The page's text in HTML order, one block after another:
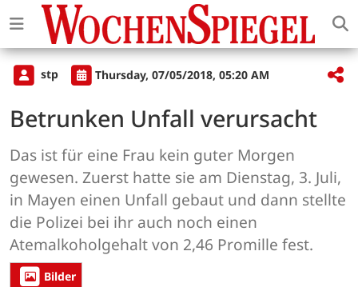
stp Thursday, 07/05/2018, 05:20 AM
Betrunken Unfall verursacht
Das ist für eine Frau kein guter Morgen
gewesen. Zuerst hatte sie am Dienstag, 3. Juli,
in Mayen einen Unfall gebaut und dann stellte
die Polizei bei ihr auch noch einen
Atemalkoholgehalt von 2,46 Promille fest.
Bilder